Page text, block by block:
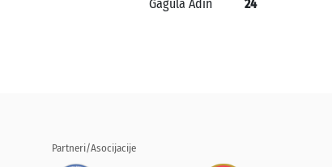
Gagula Adin 24
Partneri/Asocijacije